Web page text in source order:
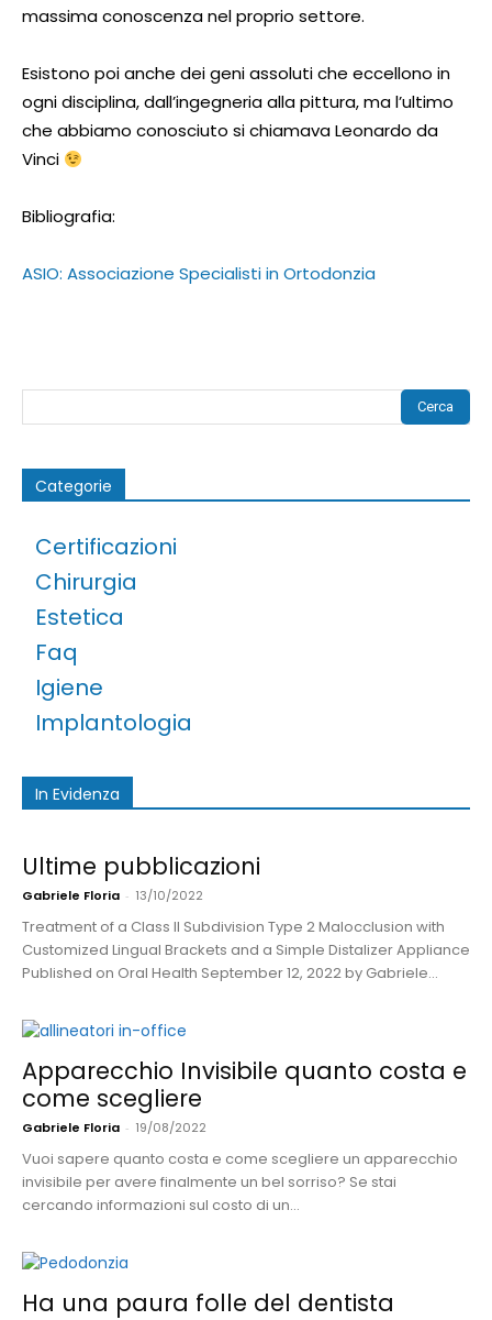
massima conoscenza nel proprio settore.
Esistono poi anche dei geni assoluti che eccellono in
ogni disciplina, dall’ingegneria alla pittura, ma l’ultimo
che abbiamo conosciuto si chiamava Leonardo da
Vinci
Bibliografia:
ASIO: Associazione Specialisti in Ortodonzia
Cerca
Categorie
Certificazioni
Chirurgia
Estetica
Faq
Igiene
Implantologia
In Evidenza
Ultime pubblicazioni
Gabriele Floria - 13/10/2022
Treatment of a Class II Subdivision Type 2 Malocclusion with
Customized Lingual Brackets and a Simple Distalizer Appliance
Published on Oral Health September 12, 2022 by Gabriele...
Apparecchio Invisibile quanto costa e
come scegliere
Gabriele Floria - 19/08/2022
Vuoi sapere quanto costa e come scegliere un apparecchio
invisibile per avere finalmente un bel sorriso? Se stai
cercando informazioni sul costo di un...
Ha una paura folle del dentista